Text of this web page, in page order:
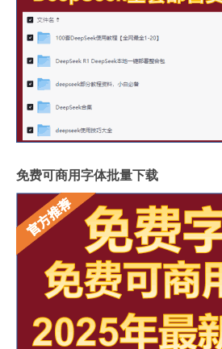
免费可商用字体批量下载